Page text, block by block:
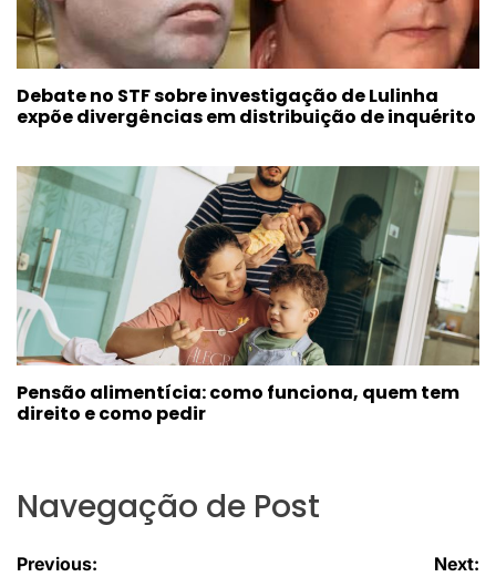
Debate no STF sobre investigação de Lulinha
expõe divergências em distribuição de inquérito
Pensão alimentícia: como funciona, quem tem
direito e como pedir
Navegação de Post
Previous: Next: